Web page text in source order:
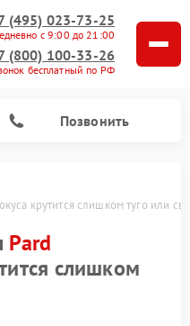
(495) 023-73-25
с 9:00 до 21:00
(800) 100-33-26
бесплатный по РФ
Позвонить
крутится слишком туго или
Pard
слишком